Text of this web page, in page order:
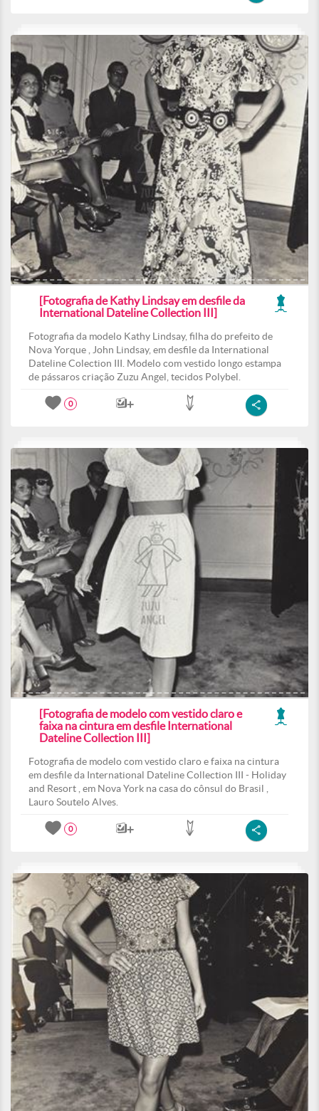
[Fotografia de Kathy Lindsay em desfile da
International Dateline Collection III]
Fotografia da modelo Kathy Lindsay, filha do prefeito de
Nova Yorque , John Lindsay, em desfile da International
Dateline Colection III. Modelo com vestido longo estampa
de pássaros criação Zuzu Angel, tecidos Polybel.
0
[Fotografia de modelo com vestido claro e
faixa na cintura em desfile International
Dateline Collection III]
Fotografia de modelo com vestido claro e faixa na cintura
em desfile da International Dateline Collection III - Holiday
and Resort , em Nova York na casa do cônsul do Brasil ,
Lauro Soutelo Alves.
0